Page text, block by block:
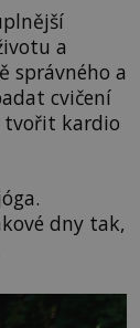
a
správného a
cvičení
tvořit kardio
dny tak,